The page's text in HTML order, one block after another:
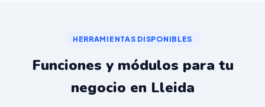
HERRAMIENTAS DISPONIBLES
Funciones y módulos para tu
negocio en Lleida